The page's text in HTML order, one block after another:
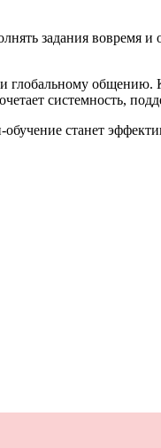
задания вовремя и
общению.
системность,
обучение станет